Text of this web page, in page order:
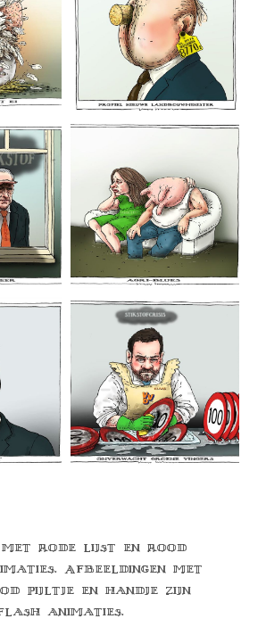
met rode lijst en rood
Afbeeldingen met
pijltje en handje zijn
animaties.